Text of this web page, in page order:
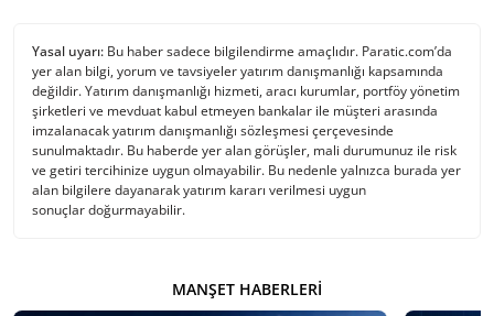
Yasal uyarı: Bu haber sadece bilgilendirme amaçlıdır. Paratic.com’da
yer alan bilgi, yorum ve tavsiyeler yatırım danışmanlığı kapsamında
değildir. Yatırım danışmanlığı hizmeti, aracı kurumlar, portföy yönetim
şirketleri ve mevduat kabul etmeyen bankalar ile müşteri arasında
imzalanacak yatırım danışmanlığı sözleşmesi çerçevesinde
sunulmaktadır. Bu haberde yer alan görüşler, mali durumunuz ile risk
ve getiri tercihinize uygun olmayabilir. Bu nedenle yalnızca burada yer
alan bilgilere dayanarak yatırım kararı verilmesi uygun
sonuçlar doğurmayabilir.
MANŞET HABERLERI